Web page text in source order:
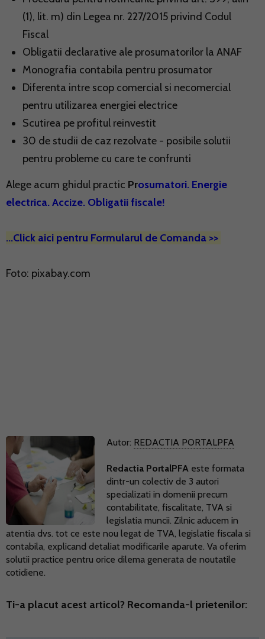
(1), lit. m) din Legea nr. 227/2015 privind Codul
Fiscal
Obligatii declarative ale prosumatorilor la ANAF
Monografia contabila pentru prosumator
Diferenta intre scop comercial si necomercial
pentru utilizarea energiei electrice
Scutirea pe profitul reinvestit
30 de studii de caz rezolvate - posibile solutii
pentru probleme cu care te confrunti
Alege acum ghidul practic Prosumatori. Energie
electrica. Accize. Obligatii fiscale!
...Click aici pentru Formularul de Comanda >>
Foto: pixabay.com
Autor: REDACTIA PORTALPFA
Redactia PortalPFA este formata
dintr-un colectiv de 3 autori
specializati in domenii precum
contabilitate, fiscalitate, TVA si
legislatia muncii. Zilnic aducem in
atentia dvs. tot ce este nou legat de TVA, legislatie fiscala si
contabila, explicand detaliat modificarile aparute. Va oferim
solutii practice pentru orice dilema generata de noutatile
cotidiene.
Ti-a placut acest articol? Recomanda-l prietenilor: